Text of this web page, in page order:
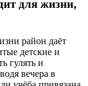
для жизни,
район даёт
детские и
гулять и
вечера в